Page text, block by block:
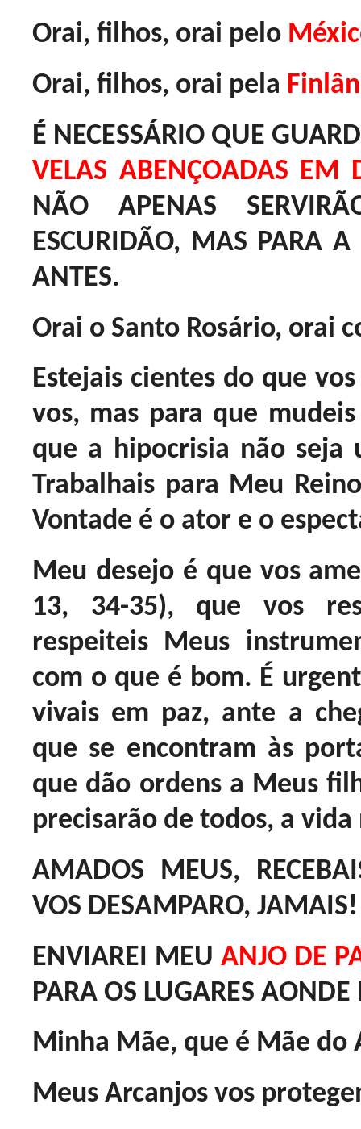
Orai, filhos, orai pelo
Orai, filhos, orai pela
É NECESSÁRIO QUE
VELAS ABENÇOADAS EM
NÃO APENAS
ESCURIDÃO, MAS PARA
ANTES.
Orai o Santo Rosário, orai
Estejais cientes do que
vos, mas para que
que a hipocrisia não seja
Trabalhais para Meu
Vontade é o ator e o
Meu desejo é que vos
13, 34-35), que vos
respeiteis Meus
com o que é bom. É
vivais em paz, ante a
que se encontram às
que dão ordens a Meus
precisarão de todos, a
AMADOS MEUS,
VOS DESAMPARO, JAMAIS!
ENVIAREI MEU ANJO DE
PARA OS LUGARES
Minha Mãe, que é Mãe do
Meus Arcanjos vos